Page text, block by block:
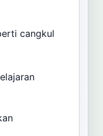
cangkul